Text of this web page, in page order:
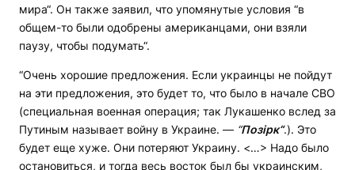
мира“. Он также заявил, что упомянутые условия “в
общем-то были одобрены американцами, они взяли
паузу, чтобы подумать“.
“Очень хорошие предложения. Если украинцы не пойдут
на эти предложения, это будет то, что было в начале СВО
(специальная военная операция; так Лукашенко вслед за
Путиным называет войну в Украине. — “Позірк“.). Это
будет еще хуже. Они потеряют Украину. <…> Надо было
остановиться, и тогда весь восток был бы украинским,